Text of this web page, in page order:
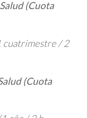
(Cuota
cuatrimestre / 2
(Cuota